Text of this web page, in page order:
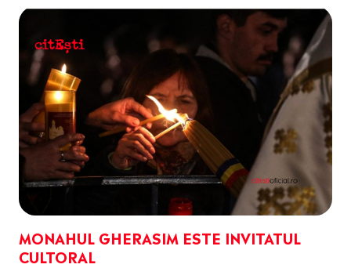
MONAHUL GHERASIM ESTE INVITATUL
CULTORAL